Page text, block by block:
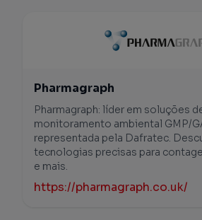
Pharmagraph
Pharmagraph: líder em soluções
monitoramento ambiental GMP/
representada pela Dafratec.
tecnologias precisas para
e mais.
https://pharmagraph.co.uk/